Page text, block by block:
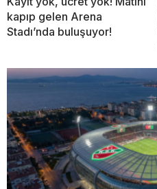
kapıp gelen Arena
Stadı’nda buluşuyor!